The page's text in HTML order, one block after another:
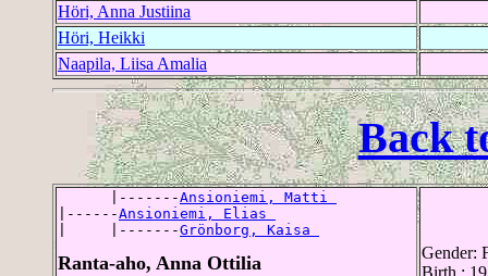
Höri, Anna Justiina
Höri, Heikki
Naapila, Liisa Amalia
Back
      |-------
Ansioniemi, Matti
|------Ansioniemi, Elias
|     |-------Grönborg, Kaisa
Ranta-aho, Anna Ottilia
Gender:
Birth :